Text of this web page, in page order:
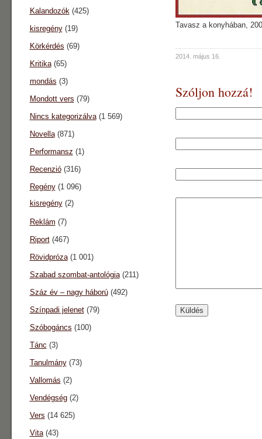
Tavasz a konyhában,
2014. május 16.
Szóljon hozzá!
Kalandozók(425)
kisregény(19)
Körkérdés (69)
Kritika(65)
mondás (3)
Mondott vers (79)
Nincs kategorizálva(1 569)
Novella(871)
Performansz (1)
Recenzió(316)
Regény(1 096)
kisregény(2)
Reklám (7)
Riport(467)
Rövidpróza(1 001)
Szabad szombat-antológia(211)
Száz év – nagy háború(492)
Színpadi jelenet(79)
Szóbogáncs (100)
Tánc (3)
Tanulmány(73)
Vallomás (2)
Vendégség(2)
Vers (14 625)
Vita(43)